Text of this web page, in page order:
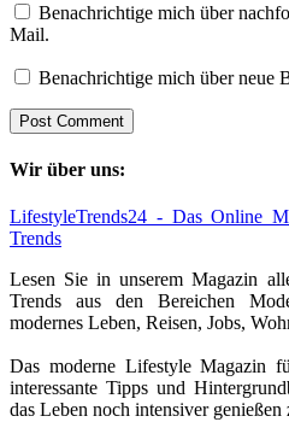
Benachrichtige mich über
Mail.
Benachrichtige mich über neue
Wir über uns:
LifestyleTrends24 - Das Online
Trends
Lesen Sie in unserem Magazin
Trends aus den Bereichen
modernes Leben, Reisen, Jobs,
Das moderne Lifestyle Magazin
interessante Tipps und
das Leben noch intensiver genießen